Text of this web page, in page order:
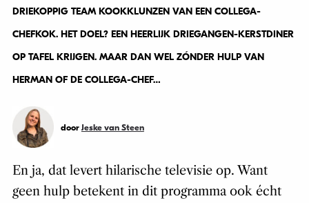
DRIEKOPPIG TEAM KOOKKLUNZEN VAN EEN COLLEGA-
CHEFKOK. HET DOEL? EEN HEERLIJK DRIEGANGEN-KERSTDINER
OP TAFEL KRIJGEN. MAAR DAN WEL ZÓNDER HULP VAN
HERMAN OF DE COLLEGA-CHEF…
door Jeske van Steen
En ja, dat levert hilarische televisie op. Want
geen hulp betekent in dit programma ook écht